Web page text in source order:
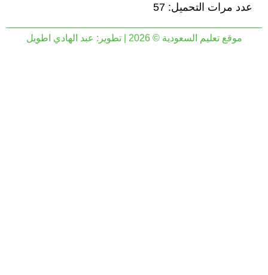
عدد مرات التحميل: 57
موقع تعليم السعودية © 2026 | تطوير: عبد الهادي اطويل